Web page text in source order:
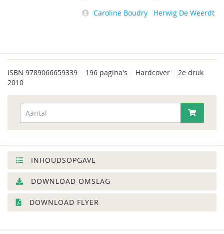
Caroline Boudry Herwig De Weerdt
ISBN 9789066659339 196 pagina's Hardcover
2e druk
2010
INHOUDSOPGAVE
DOWNLOAD OMSLAG
DOWNLOAD FLYER